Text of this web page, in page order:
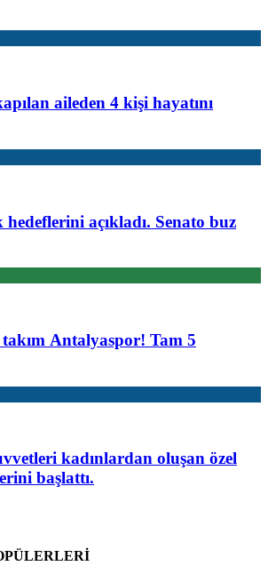
aileden 4 kişi hayatını
hedeflerini açıkladı. Senato buz
Antalyaspor! Tam 5
kadınlardan oluşan özel
başlattı.